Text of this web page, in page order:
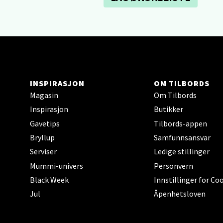
INSPIRASJON
Magasin
Inspirasjon
Gavetips
Bryllup
Serviser
Mummi-univers
Black Week
Jul
OM TILBORDS
Om Tilbords
Butikker
Tilbords-appen
Samfunnsansvar
Ledige stillinger
Personvern
Innstillinger for
Åpenhetsloven
Åpent
Åpent i
0 i
Ski -